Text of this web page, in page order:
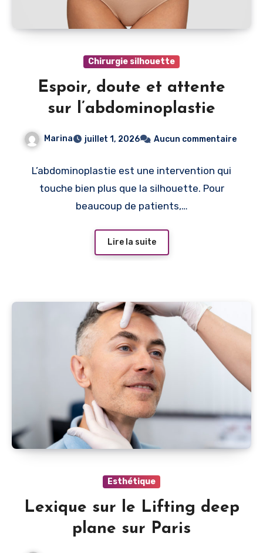
Chirurgie silhouette
Espoir, doute et attente
sur l’abdominoplastie
Marina juillet 1, 2026 Aucun commentaire
L’abdominoplastie est une intervention qui
touche bien plus que la silhouette. Pour
beaucoup de patients,…
Lire la suite
Esthétique
Lexique sur le Lifting deep
plane sur Paris